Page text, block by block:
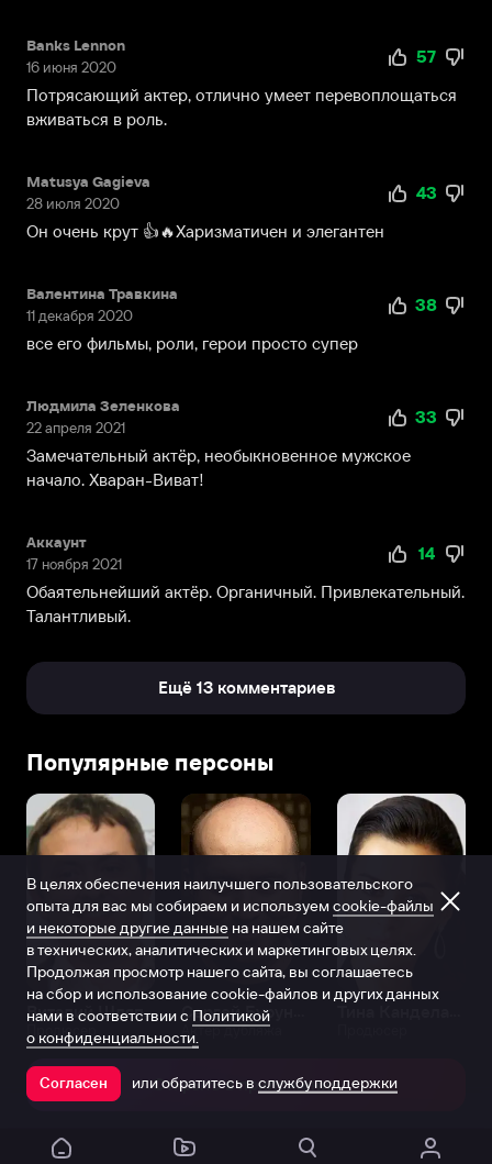
два
младший
брата.
Срочную
армии
Со-
джун
период
с
2008
2010
год.
Свою
актерскую
начал
в
2011
году,
в
ролях
плана
нескольких
корейских
драмах.
Он
быстро
завоевал
известность
благодаря
своим
впечатляющим
актерским
способностям
и
внешности
Banks Lennon
16 июня 2020
57
Потрясающий актер, отлично умеет перевоплощаться
вживаться в роль.
Matusya Gagieva
28 июля 2020
43
Он очень крут 👍🔥Харизматичен и элегантен
Валентина Травкина
11 декабря 2020
38
все его фильмы, роли, герои просто супер
Людмила Зеленкова
22 апреля 2021
33
Замечательный актёр, необыкновенное мужское
начало. Хваран-Виват!
Аккаунт
17 ноября 2021
14
Обаятельнейший актёр. Органичный. Привлекательный.
Талантливый.
Ещё 13 комментариев
Популярные персоны
Виталий Шляппо
Продюсер Актёр дубляжа
Открыть в приложении
В целях обеспечения наилучшего пользовательского
опыта для вас мы собираем и используем cookie-файлы
и некоторые другие данные на нашем сайте
в технических, аналитических и маркетинговых целях.
Продолжая просмотр нашего сайта, вы соглашаетесь
на сбор и использование cookie-файлов и других данных
нами в соответствии с Политикой
о конфиденциальности.
Согласен или обратитесь в службу поддержки